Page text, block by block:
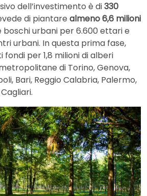
dell’investimento è di330
di piantare almeno 6,6 milioni
boschi urbani per 6.600 ettari e
urbani. In questa prima fase,
per 1,8 milioni di alberi
di Torino, Genova,
Bari, Reggio Calabria, Palermo,